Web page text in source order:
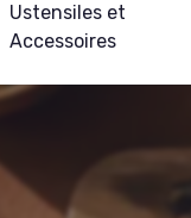
Ustensiles et
Accessoires